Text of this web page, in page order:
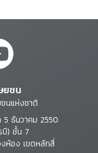
ยชน
นแห่งชาติ
5 ธันวาคม 2550
บี) ชั้น 7
ห้อง เขตหลักสี่